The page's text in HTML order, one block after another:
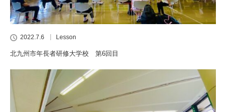
2022.7.6 Lesson
北九州市年長者研修大学校 第6回目